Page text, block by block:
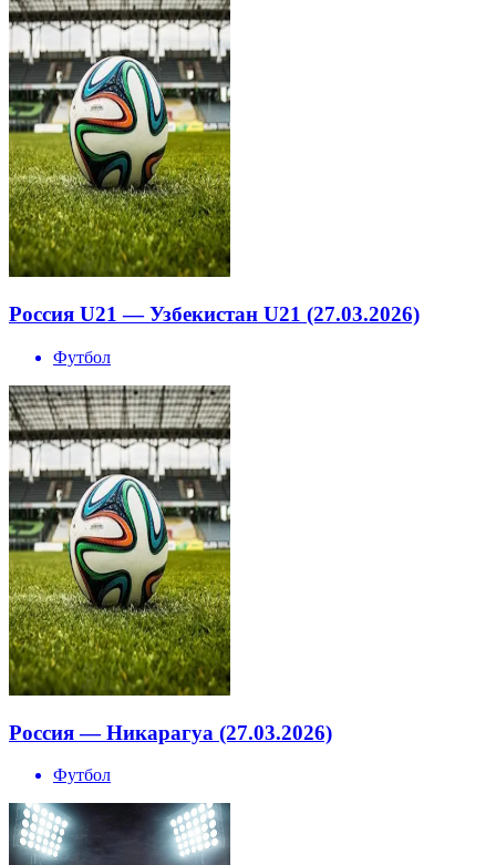
Россия U21 — Узбекистан U21 (27.03.2026)
Футбол
Россия — Никарагуа (27.03.2026)
Футбол